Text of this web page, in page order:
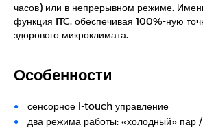
часов) или в непрерывном режиме.
функция ITC, обеспечивая 100%-ную
здорового микроклимата.
Особенности
сенсорное i-touch управление
два режима работы: «холодный» пар